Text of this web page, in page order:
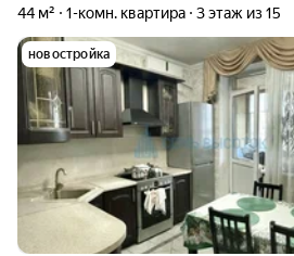
44 м² 1-комн. квартира 3 этаж из 15
новостройка